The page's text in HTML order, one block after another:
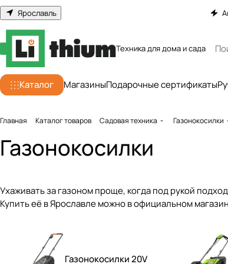
Ярославль
Техника для дома и сада
Каталог МагазиныПодарочные сертификаты
Главная Каталог товаров Садовая техника Газонокосилки
Газонокосилки
Ухаживать за газоном проще, когда под рукой
Купить её в Ярославле можно в официальном
Газонокосилки 20V